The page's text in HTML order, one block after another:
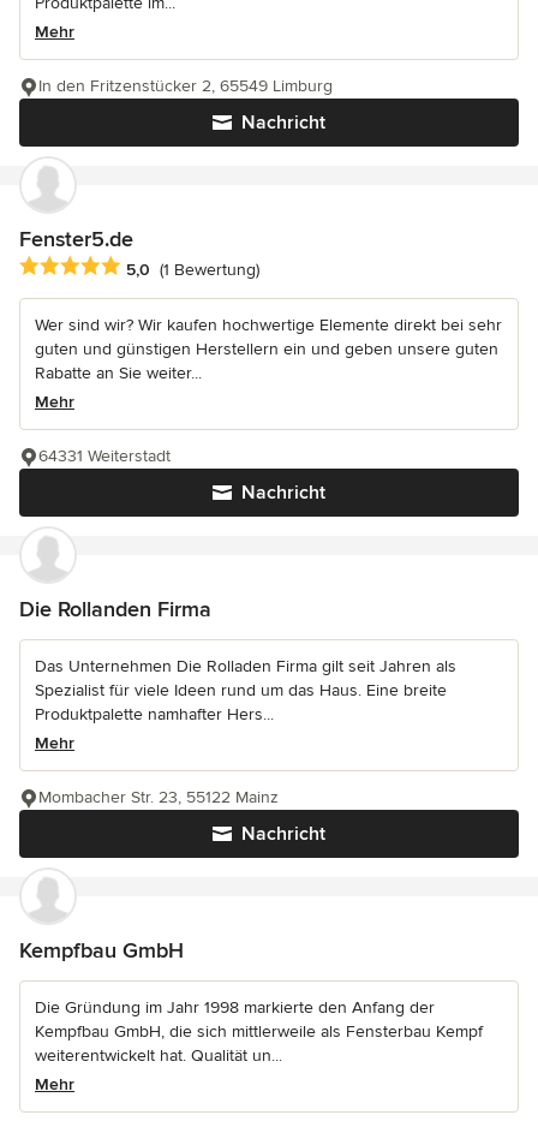
Mehr
Nachricht
In den Fritzenstücker 2, 65549 Limburg
Fenster5.de
Durchschnittliche Bewertung: 5 von 5 Sternen
5,0 (1 Bewertung)
Wer sind wir? Wir kaufen hochwertige Elemente direkt bei sehr
guten und günstigen Herstellern ein und geben unsere guten
Rabatte an Sie weiter...
Mehr
Nachricht
64331 Weiterstadt
Die Rollanden Firma
Das Unternehmen Die Rolladen Firma gilt seit Jahren als
Spezialist für viele Ideen rund um das Haus. Eine breite
Produktpalette namhafter Hers...
Mehr
Nachricht
Mombacher Str. 23, 55122 Mainz
Kempfbau GmbH
Die Gründung im Jahr 1998 markierte den Anfang der
Kempfbau GmbH, die sich mittlerweile als Fensterbau Kempf
weiterentwickelt hat. Qualität un...
Mehr